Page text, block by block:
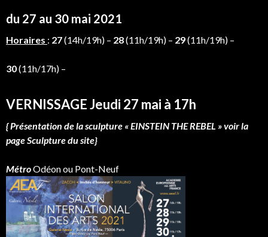
du 27 au 30 mai 2021
Horaires : 27(14h/19h) – 28(11h/19h) – 29(11h/19h) –
30(11h/17h) –
VERNISSAGE Jeudi 27 mai à 17h
{ Présentation de la sculpture « EINSTEIN THE REBEL » voir la
page Sculpture du site}
MétroOdéon ou Pont-Neuf